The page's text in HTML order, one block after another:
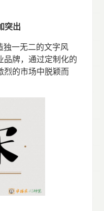
突出
独一无二的文字风
品牌，通过定制化的
烈的市场中脱颖而